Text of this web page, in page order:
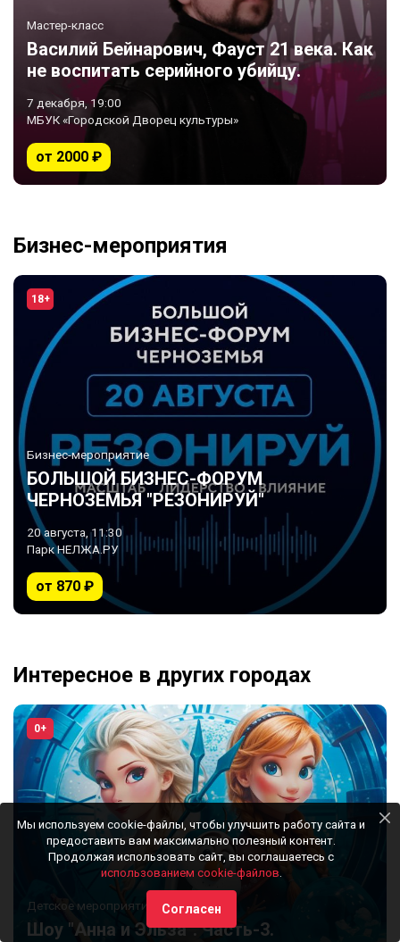
Мастер-класс
Василий Бейнарович, Фауст 21 века. Как
не воспитать серийного убийцу.
7 декабря, 19:00
МБУК «Городской Дворец культуры»
от 2000 ₽
Бизнес-мероприятия
18+
Бизнес-мероприятие
БОЛЬШОЙ БИЗНЕС-ФОРУМ
ЧЕРНОЗЕМЬЯ "РЕЗОНИРУЙ"
20 августа, 11:30
Парк НЕЛЖА.РУ
от 870 ₽
Интересное в других городах
0+
Детское мероприятие
Шоу "Анна и Эльза". Часть-3.
Мы используем cookie-файлы, чтобы улучшить работу сайта и
предоставить вам максимально полезный контент.
Продолжая использовать сайт, вы соглашаетесь с
использованием cookie-файлов.
Согласен